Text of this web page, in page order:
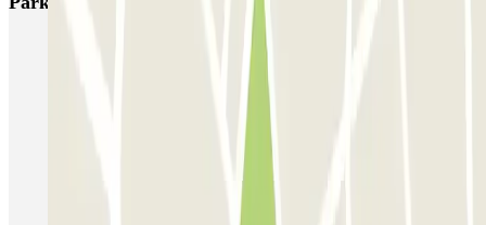
Q-Park Europarking
Q-Park Museumplein
VALET - NEMO Science Museum
VALET - Stadsschouwburg Amsterdam